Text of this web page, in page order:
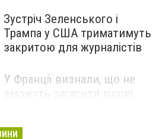
Зустріч Зеленського і
Трампа у США триматимуть
закритою для журналістів
У Франції визнали, що не